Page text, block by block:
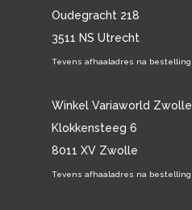
Oudegracht 218
3511 NS Utrecht
Tevens afhaaladres na bestelling
Winkel Variaworld Zwolle
Klokkensteeg 6
8011 XV Zwolle
Tevens afhaaladres na bestelling